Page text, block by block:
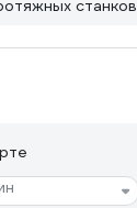
станков